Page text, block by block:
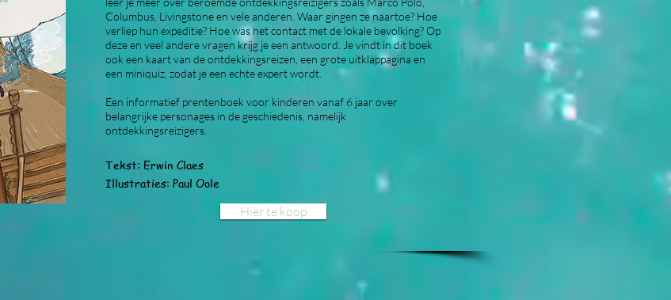
Columbus, Livingstone en vele anderen. Waar gingen ze naartoe? Hoe
verliep hun expeditie? Hoe was het contact met de lokale bevolking? Op
deze en veel andere vragen krijg je een antwoord. Je vindt in dit boek
ook een kaart van de ontdekkingsreizen, een grote uitklappagina en
een miniquiz, zodat je een echte expert wordt.
Een informatief prentenboek voor kinderen vanaf 6 jaar over
belangrijke personages in de geschiedenis, namelijk
ontdekkingsreizigers.
Tekst: Erwin Claes
Illustraties: Paul Oole
Hier te koop